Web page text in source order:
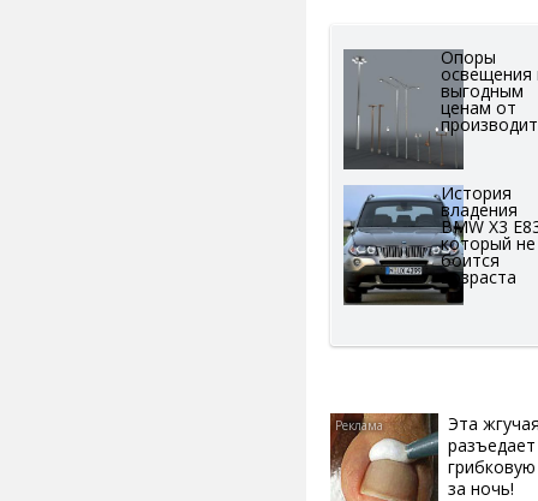
Опоры
освещения
выгодным
ценам от
История
владения
BMW X3
который не
боится
возраста
Эта
грибковую
за ночь!